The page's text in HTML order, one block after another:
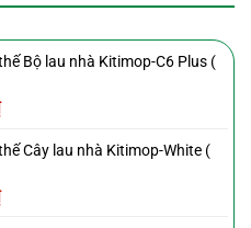
8,250,000₫.là:
Bộ lau nhà Kitimop-C6 Plus (
Giá
tại
29,000₫.
Cây lau nhà Kitimop-White (
Giá